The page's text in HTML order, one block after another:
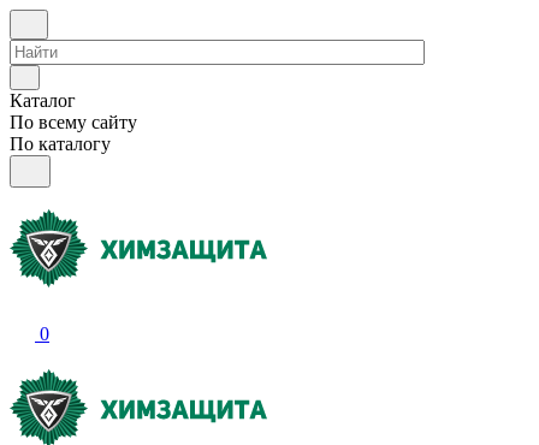
Каталог
По всему сайту
По каталогу
0